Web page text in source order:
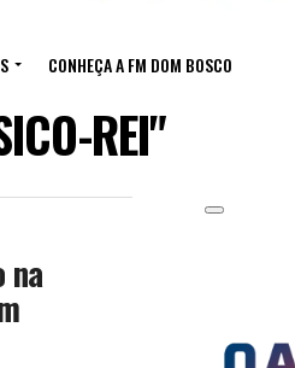
CONHEÇA A FM DOM BOSCO
REI"
na